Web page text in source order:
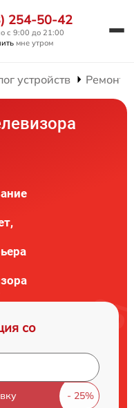
254-50-42
с 9:00 до 21:00
мне утром
устройств Ремонт
со